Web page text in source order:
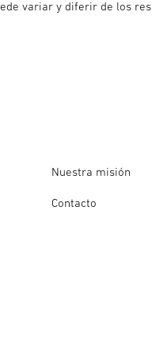
variar y diferir de los
Nuestra misión
Contacto